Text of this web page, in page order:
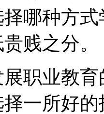
择哪种方
贱之分。
职业教
一所好